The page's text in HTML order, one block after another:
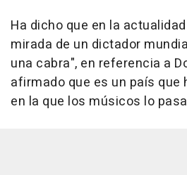
Ha dicho que en la
mirada de un dictador
una cabra", en referencia a
afirmado que es un país
en la que los músicos lo